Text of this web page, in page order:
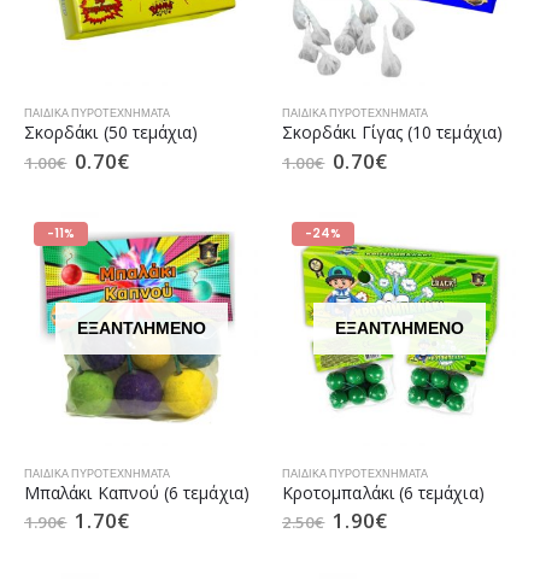
ΠΑΙΔΙΚΆ ΠΥΡΟΤΕΧΝΉΜΑΤΑ
Σκορδάκι (50 τεμάχια)
1.00€ 0.70€
ΠΑΙΔΙΚΆ ΠΥΡΟΤΕΧΝΉΜΑΤΑ
Σκορδάκι Γίγας (10 τεμάχια)
1.00€ 0.70€
-11%
ΕΞΑΝΤΛΗΜΈΝΟ
ΠΑΙΔΙΚΆ ΠΥΡΟΤΕΧΝΉΜΑΤΑ
Μπαλάκι Καπνού (6 τεμάχια)
1.90€ 1.70€
-24%
ΕΞΑΝΤΛΗΜΈΝΟ
ΠΑΙΔΙΚΆ ΠΥΡΟΤΕΧΝΉΜΑΤΑ
Κροτομπαλάκι (6 τεμάχια)
2.50€ 1.90€